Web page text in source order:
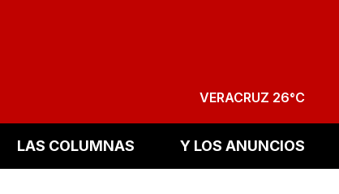
VERACRUZ 26°C
LAS COLUMNAS Y LOS ANUNCIOS